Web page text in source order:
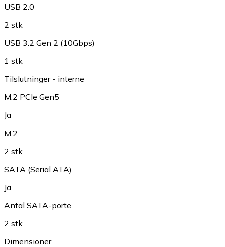
USB 2.0
2 stk
USB 3.2 Gen 2 (10Gbps)
1 stk
Tilslutninger - interne
M.2 PCIe Gen5
Ja
M.2
2 stk
SATA (Serial ATA)
Ja
Antal SATA-porte
2 stk
Dimensioner